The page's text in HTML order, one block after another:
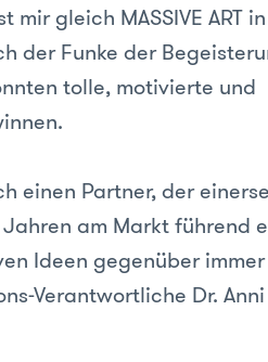
gleich MASSIVE ART
der Funke der
tolle, motivierte und
einen Partner, der
am Markt führend
Ideen gegenüber
Verantwortliche Dr.